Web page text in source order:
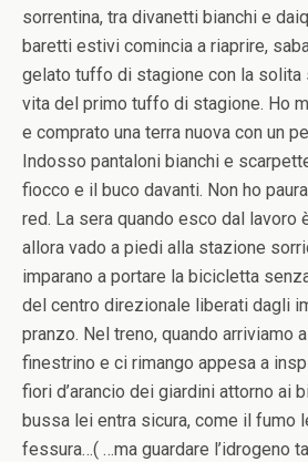
sorrentina, tra divanetti bianchi e
baretti estivi comincia a riaprire,
gelato tuffo di stagione con la solita
vita del primo tuffo di stagione. Ho
e comprato una terra nuova con un
Indosso pantaloni bianchi e
fiocco e il buco davanti. Non ho
red. La sera quando esco dal lavoro
allora vado a piedi alla stazione
imparano a portare la bicicletta
del centro direzionale liberati dagli
pranzo. Nel treno, quando arriviamo
finestrino e ci rimango appesa a
fiori d’arancio dei giardini attorno ai
bussa lei entra sicura, come il fumo
fessura…( …ma guardare l’idrogeno